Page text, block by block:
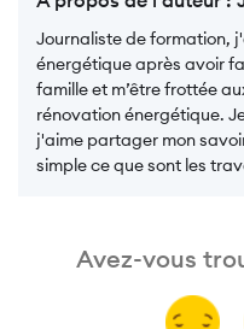
Journaliste de formation,
énergétique après avoir
famille et m’être frottée
rénovation énergétique.
j'aime partager mon
simple ce que sont les
Avez-vous